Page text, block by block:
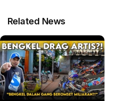
Related News